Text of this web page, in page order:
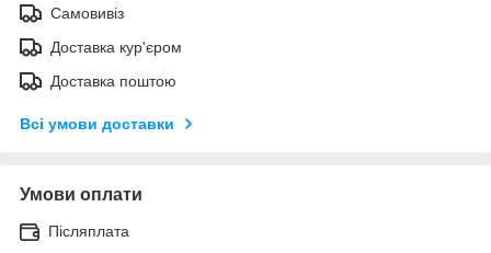
Самовивіз
Доставка кур'єром
Доставка поштою
Всі умови доставки
Умови оплати
Післяплата